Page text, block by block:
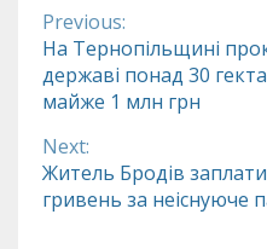
Continue
Reading
Previous:
На Тернопільщині
державі понад 30
майже 1 млн грн
Next:
Житель Бродів
гривень за неіснуюче